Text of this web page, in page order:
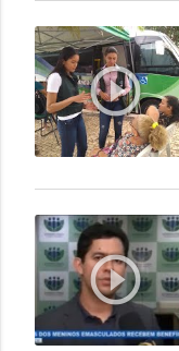
play_circle_outline
play_circle_outline